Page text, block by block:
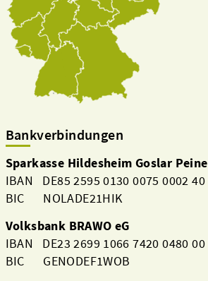
Bankverbindungen
Sparkasse Hildesheim Goslar Peine
IBAN DE85 2595 0130 0075 0002 40
BIC NOLADE21HIK
Volksbank BRAWO eG
IBAN DE23 2699 1066 7420 0480 00
BIC GENODEF1WOB